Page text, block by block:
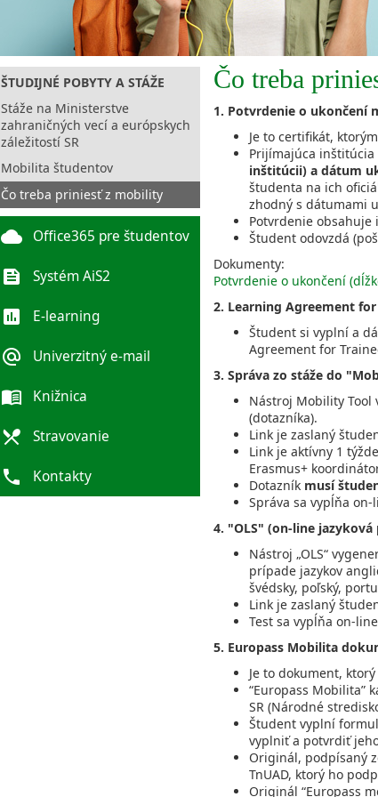
Čo treba
1. Potvrdenie o ukončení
Je to certifikát,
Prijímajúca
inštitúcii) a dátum
študenta na ich
zhodný s dátumami
Potvrdenie obsahuje
Študent odovzdá
Dokumenty:
Potvrdenie o ukončení
2. Learning Agreement
Študent si vyplní a
Agreement for
3. Správa zo stáže do
Nástroj Mobility
(dotazníka).
Link je zaslaný
Link je aktívny 1
Erasmus+
Dotazník musí
Správa sa vypĺňa
4. "OLS" (on-line
Nástroj „OLS“
prípade jazykov
švédsky, poľský,
Link je zaslaný
Test sa vypĺňa on-
5. Europass Mobilita
Je to dokument,
“Europass Mobilita”
SR (Národné
Študent vyplní
vyplniť a potvrdiť
Originál, podpísaný
TnUAD, ktorý ho
Originál “Europass
ŠTUDIJNÉ POBYTY A STÁŽE
Stáže na Ministerstve
zahraničných vecí a európskych
záležitostí SR
Mobilita študentov
Čo treba priniesť z mobility
cloud Office365 pre študentov
feed Systém AiS2
poll E-learning
alternate_email Univerzitný e-mail
menu_book Knižnica
local_dining Stravovanie
phone Kontakty